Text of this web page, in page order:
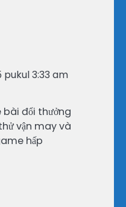
pukul 3:33 am
bài đổi thưởng
vận may và
hấp